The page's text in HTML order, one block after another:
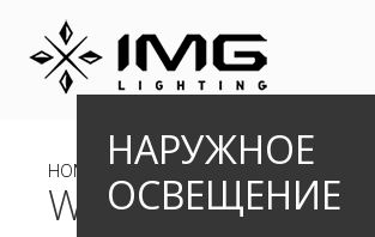
НАРУЖНОЕ
ОСВЕЩЕНИЕ
HOME » OUTDOOR » БОЛЛАРДЫ» WETAR-B
WETAR-B